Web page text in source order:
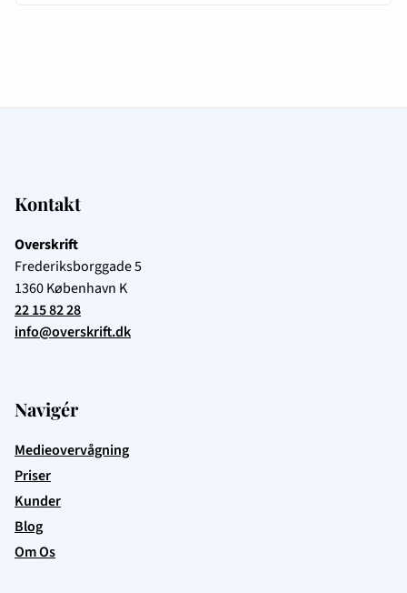
Kontakt
Overskrift
Frederiksborggade 5
1360København K
22 15 82 28
info@overskrift.dk
Navigér
Medieovervågning
Priser
Kunder
Blog
Om Os